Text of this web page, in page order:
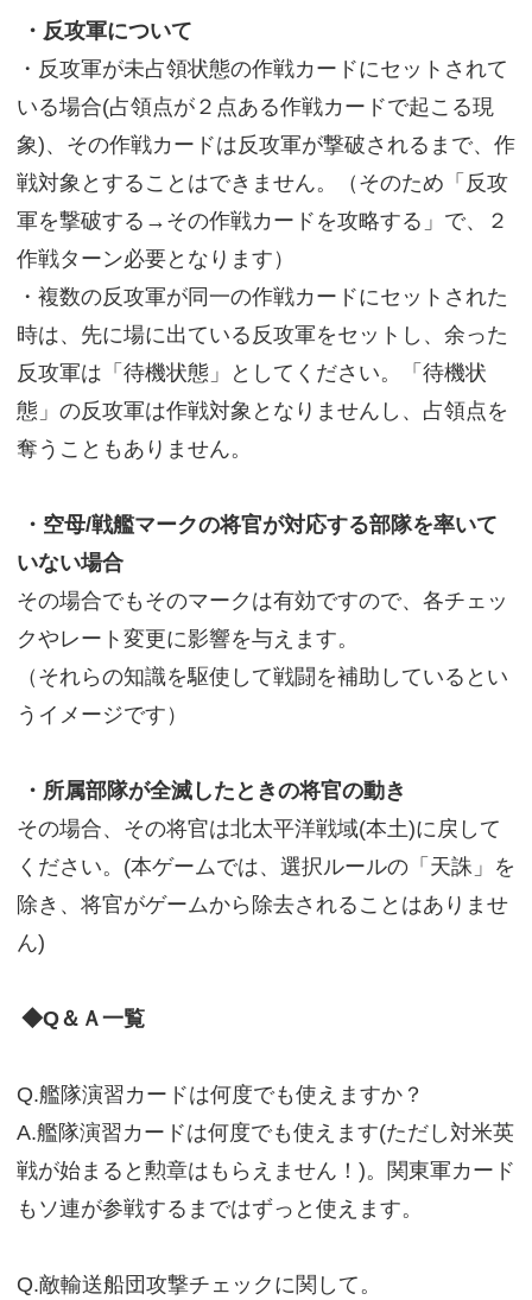
・反攻軍について
・反攻軍が未占領状態の作戦カードにセットされて
いる場合(占領点が２点ある作戦カードで起こる現
象)、その作戦カードは反攻軍が撃破されるまで、作
戦対象とすることはできません。（そのため「反攻
軍を撃破する→その作戦カードを攻略する」で、２
作戦ターン必要となります）
・複数の反攻軍が同一の作戦カードにセットされた
時は、先に場に出ている反攻軍をセットし、余った
反攻軍は「待機状態」としてください。「待機状
態」の反攻軍は作戦対象となりませんし、占領点を
奪うこともありません。
・空母/戦艦マークの将官が対応する部隊を率いて
いない場合
その場合でもそのマークは有効ですので、各チェッ
クやレート変更に影響を与えます。
（それらの知識を駆使して戦闘を補助しているとい
うイメージです）
・所属部隊が全滅したときの将官の動き
その場合、その将官は北太平洋戦域(本土)に戻して
ください。(本ゲームでは、選択ルールの「天誅」を
除き、将官がゲームから除去されることはありませ
ん)
◆Q＆Ａ一覧
Q.艦隊演習カードは何度でも使えますか？
A.艦隊演習カードは何度でも使えます(ただし対米英
戦が始まると勲章はもらえません！)。関東軍カード
もソ連が参戦するまではずっと使えます。
Q.敵輸送船団攻撃チェックに関して。